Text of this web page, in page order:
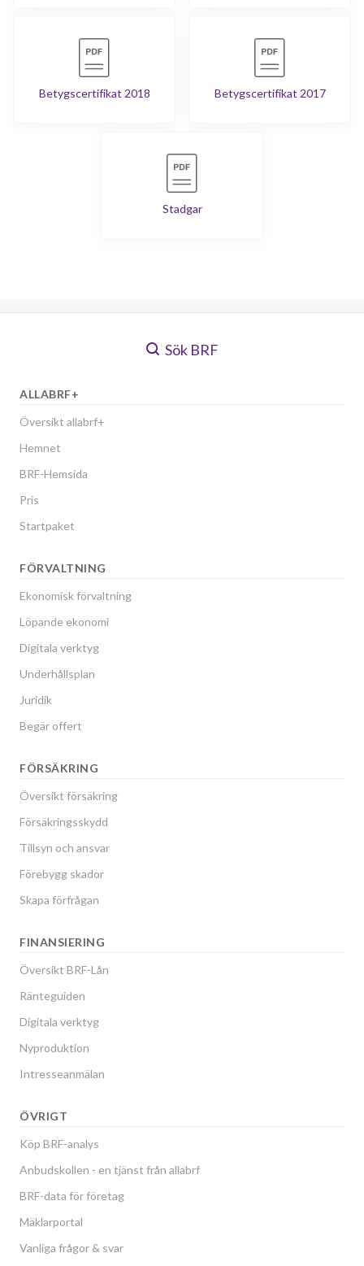
Betygscertifikat 2018 Betygscertifikat 2017
Stadgar
Sök BRF
ALLABRF+
Översikt allabrf+
Hemnet
BRF-Hemsida
Pris
Startpaket
FÖRVALTNING
Ekonomisk förvaltning
Löpande ekonomi
Digitala verktyg
Underhållsplan
Juridik
Begär offert
FÖRSÄKRING
Översikt försäkring
Försäkringsskydd
Tillsyn och ansvar
Förebygg skador
Skapa förfrågan
FINANSIERING
Översikt BRF-Lån
Ränteguiden
Digitala verktyg
Nyproduktion
Intresseanmälan
ÖVRIGT
Köp BRF-analys
Anbudskollen - en tjänst från allabrf
BRF-data för företag
Mäklarportal
Vanliga frågor & svar